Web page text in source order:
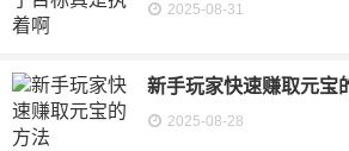
2025-08-31
新手玩家快速赚取元宝
2025-08-28